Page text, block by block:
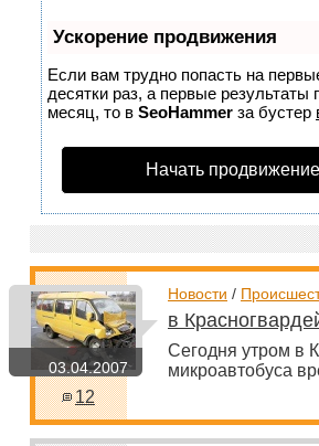
Ускорение продвижения
Если вам трудно попасть на
десятки раз, а первые
месяц, то в SeoHammer за бустер
Начать
03.04.2007
12
Новости /
в
Сегодня утром в
микроавтобуса